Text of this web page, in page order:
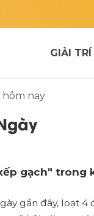
GIẢI TRÍ
hôm nay
gạch" trong
gần đây, loạt 4